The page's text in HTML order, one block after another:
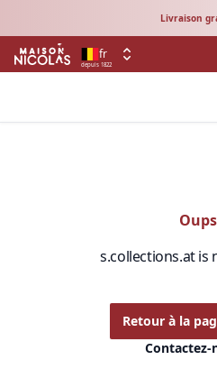
Livraison
depuis 1822
fr
s.collections.at is
Retour à la
Contactez-